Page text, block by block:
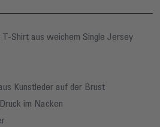
Shirt aus weichem Single Jersey
Kunstleder auf der Brust
im Nacken